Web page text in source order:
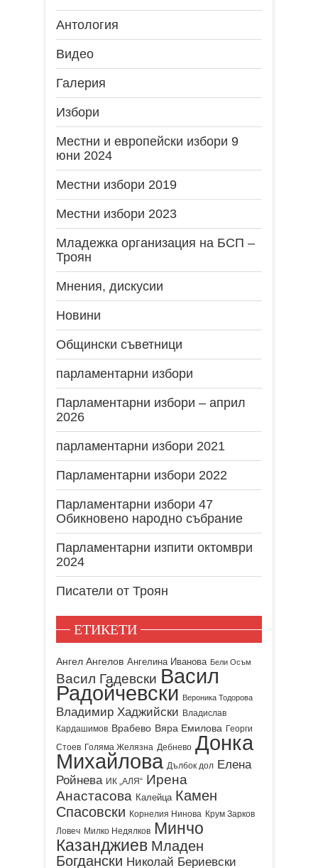
Антология
Видео
Галерия
Избори
Местни и европейски избори 9
юни 2024
Местни избори 2019
Местни избори 2023
Младежка организация на БСП –
Троян
Мнения, дискусии
Новини
Общински съветници
парламентарни избори
Парламентарни избори – април
2026
парламентарни избори 2021
Парламентарни избори 2022
Парламентарни избори 47
Обикновено народно събрание
Парламентарни изпити октомври
2024
Писатели от Троян
ЕТИКЕТИ
Ангел Ангелов Ангелина Иванова Бели Осъм
Васил Гадевски Васил
Радойчевски Вероника Тодорова
Владимир Хаджийски Владислав
Кардашимов Врабево Вяра Емилова Георги
Стоев Голяма Желязна Дебнево Донка
Михайлова Дълбок дол Елена
Ройнева ИК „АЛЯ“ Ирена
Анастасова Калейца Камен
Спасовски Корнелия Нинова Крум Зарков
Ловеч Милко Недялков Минчо
Казанджиев Младен
Богдански Николай Бериевски